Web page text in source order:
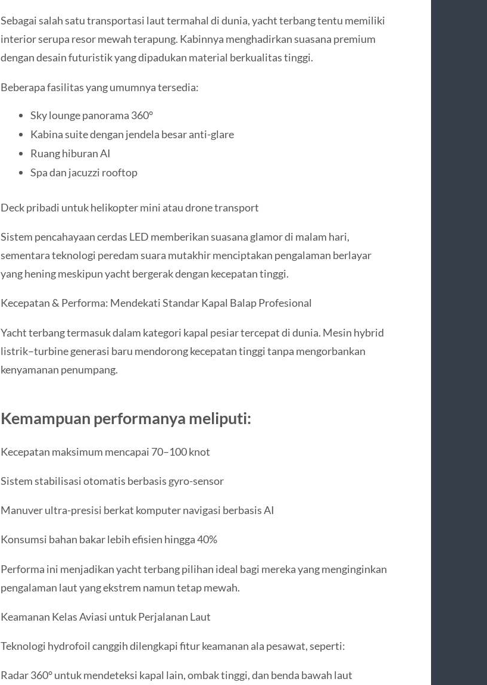
Sebagai salah satu transportasi laut termahal di dunia, yacht terbang tentu memiliki
interior serupa resor mewah terapung. Kabinnya menghadirkan suasana premium
dengan desain futuristik yang dipadukan material berkualitas tinggi.
Beberapa fasilitas yang umumnya tersedia:
Sky lounge panorama 360°
Kabina suite dengan jendela besar anti-glare
Ruang hiburan AI
Spa dan jacuzzi rooftop
Deck pribadi untuk helikopter mini atau drone transport
Sistem pencahayaan cerdas LED memberikan suasana glamor di malam hari,
sementara teknologi peredam suara mutakhir menciptakan pengalaman berlayar
yang hening meskipun yacht bergerak dengan kecepatan tinggi.
Kecepatan & Performa: Mendekati Standar Kapal Balap Profesional
Yacht terbang termasuk dalam kategori kapal pesiar tercepat di dunia. Mesin hybrid
listrik–turbine generasi baru mendorong kecepatan tinggi tanpa mengorbankan
kenyamanan penumpang.
Kemampuan performanya meliputi:
Kecepatan maksimum mencapai 70–100 knot
Sistem stabilisasi otomatis berbasis gyro-sensor
Manuver ultra-presisi berkat komputer navigasi berbasis AI
Konsumsi bahan bakar lebih efisien hingga 40%
Performa ini menjadikan yacht terbang pilihan ideal bagi mereka yang menginginkan
pengalaman laut yang ekstrem namun tetap mewah.
Keamanan Kelas Aviasi untuk Perjalanan Laut
Teknologi hydrofoil canggih dilengkapi fitur keamanan ala pesawat, seperti:
Radar 360° untuk mendeteksi kapal lain, ombak tinggi, dan benda bawah laut